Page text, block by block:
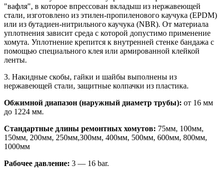
"вафля", в которое впрессован вкладыш из нержавеющей
стали, изготовлено из этилен-пропиленового каучука (EPDM)
или из бутадиен-нитрильного каучука (NBR). От материала
уплотнения зависит среда с которой допустимо применение
хомута. Уплотнение крепится к внутренней стенке бандажа с
помощью специального клея или армированной клейкой
ленты.
3. Накидные скобы, гайки и шайбы выполнены из
нержавеющей стали, защитные колпачки из пластика.
Обжимной диапазон (наружный диаметр трубы): от 16 мм
до 1224 мм.
Стандартные длины ремонтных хомутов: 75мм, 100мм,
150мм, 200мм, 250мм,300мм, 400мм, 500мм, 600мм, 800мм,
1000мм
Рабочее давление: 3 — 16 bar.